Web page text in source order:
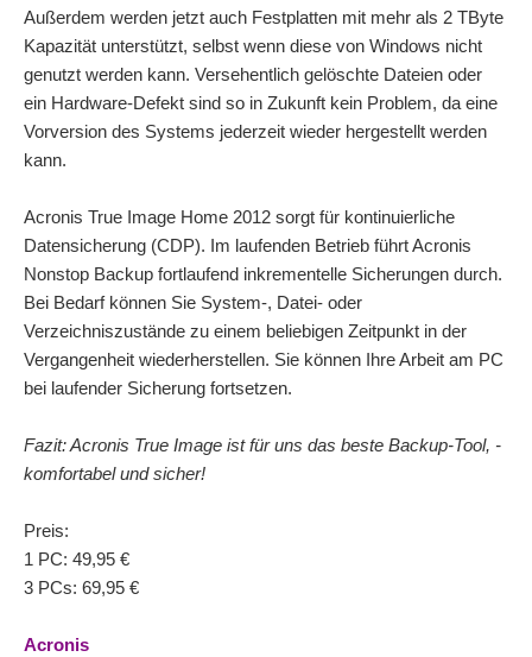
Außerdem werden jetzt auch Festplatten mit mehr als 2 TByte
Kapazität unterstützt, selbst wenn diese von Windows nicht
genutzt werden kann. Versehentlich gelöschte Dateien oder
ein Hardware-Defekt sind so in Zukunft kein Problem, da eine
Vorversion des Systems jederzeit wieder hergestellt werden
kann.
Acronis True Image Home 2012 sorgt für kontinuierliche
Datensicherung (CDP). Im laufenden Betrieb führt Acronis
Nonstop Backup fortlaufend inkrementelle Sicherungen durch.
Bei Bedarf können Sie System-, Datei- oder
Verzeichniszustände zu einem beliebigen Zeitpunkt in der
Vergangenheit wiederherstellen. Sie können Ihre Arbeit am PC
bei laufender Sicherung fortsetzen.
Fazit: Acronis True Image ist für uns das beste Backup-Tool, -
komfortabel und sicher!
Preis:
1 PC: 49,95 €
3 PCs: 69,95 €
Acronis